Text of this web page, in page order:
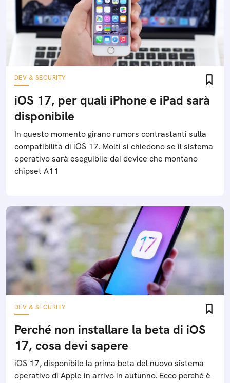
DEV & SECURITY
iOS 17, per quali iPhone e iPad sarà
disponibile
In questo momento girano rumors contrastanti sulla
compatibilità di iOS 17. Molti si chiedono se il sistema
operativo sarà eseguibile dai device che montano
chipset A11
DEV & SECURITY
Perché non installare la beta di iOS
17, cosa devi sapere
iOS 17, disponibile la prima beta del nuovo sistema
operativo di Apple in arrivo in autunno. Ecco perché è